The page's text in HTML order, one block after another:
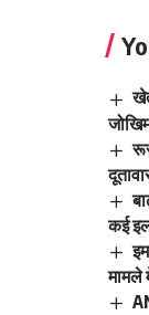
कई
मामले